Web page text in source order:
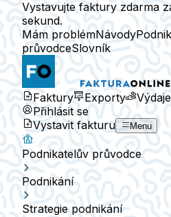
Vystavujte faktury zdarma
sekund.
Mám problémNávody
průvodceSlovník
Faktury Exporty
Výdaje
Přihlásit se
Vystavit fakturu
Menu
Podnikatelův průvodce
Podnikání
Strategie podnikání